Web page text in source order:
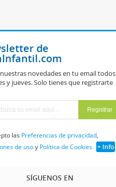
de
nuestras novedades en tu email todos
y jueves. Solo tienes que registrarte
las Preferencias de privacidad,
de usoy Política de Cookies + Info
SÍGUENOS EN